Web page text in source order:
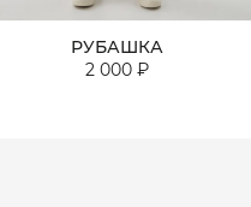
РУБАШКА
2 000 ₽